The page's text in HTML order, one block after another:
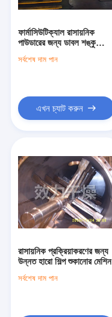
পণ্য
আমাদের সম্পর্কে
কারখানা ভ্রমণ
ফার্মাসিউটিক্যাল রাসায়নিক
পাউডারের জন্য ডাবল শঙ্কু
সর্বশেষ দাম পান
এখন চ্যাট করুন
রাসায়নিক প্রক্রিয়াকরণের জন্য
উন্নত হারো শিল্প শুকানোর মেশিন
সর্বশেষ দাম পান